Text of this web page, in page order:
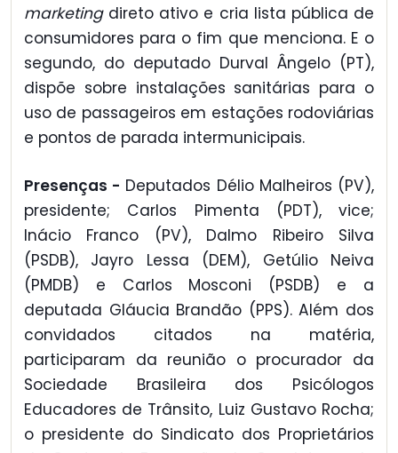
marketingdireto ativo e cria lista pública de
consumidores para o fim que menciona. E o
segundo, do deputado Durval Ângelo (PT),
dispõe sobre instalações sanitárias para o
uso de passageiros em estações rodoviárias
e pontos de parada intermunicipais.
Presenças - Deputados Délio Malheiros (PV),
presidente; Carlos Pimenta (PDT), vice;
Inácio Franco (PV), Dalmo Ribeiro Silva
(PSDB), Jayro Lessa (DEM), Getúlio Neiva
(PMDB) e Carlos Mosconi (PSDB) e a
deputada Gláucia Brandão (PPS). Além dos
convidados citados na matéria,
participaram da reunião o procurador da
Sociedade Brasileira dos Psicólogos
Educadores de Trânsito, Luiz Gustavo Rocha;
o presidente do Sindicato dos Proprietários